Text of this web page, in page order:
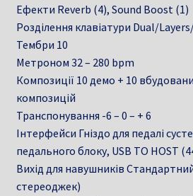
Ефекти Reverb (4), Sound Boost (1)
Розділення клавіатури Dual/
Тембри 10
Метроном 32 – 280 bpm
Композиції 10 демо + 10
композицій
Транспонування -6 – 0 – + 6
Інтерфейси Гніздо для педалі
педального блоку, USB TO HOST
Вихід для навушників
стереоджек)